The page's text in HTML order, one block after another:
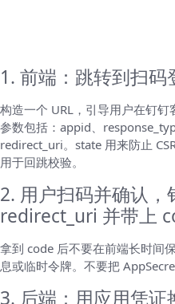
1. 前端：跳转到扫码
构造一个 URL，引导用户在钉
参数包括：appid、
redirect_uri。state 用来防止
用于回跳校验。
2. 用户扫码并确认，
redirect_uri 并带上
拿到 code 后不要在前端长时间
息或临时令牌。不要把
3. 后端：用应用凭